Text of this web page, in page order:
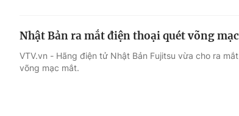
Nhật Bản ra mắt điện thoại quét võng
VTV.vn - Hãng điện tử Nhật Bản Fujitsu vừa cho ra
võng mạc mắt.